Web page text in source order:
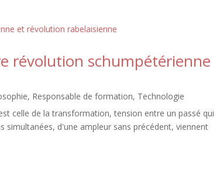
révolution schumpétérienne
, Responsable de formation, Technologie
celle de la transformation, tension entre un passé qui
simultanées, d'une ampleur sans précédent, viennent